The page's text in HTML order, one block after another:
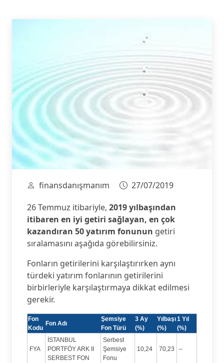
finansdanışmanım
27/07/2019
26 Temmuz itibariyle, 2019 yılbaşından
itibaren en iyi getiri sağlayan, en çok
kazandıran 50 yatırım fonunun getiri
sıralamasını aşağıda görebilirsiniz.
Fonların getirilerini karşılaştırırken aynı
türdeki yatırım fonlarının getirilerini
birbirleriyle karşılaştırmaya dikkat edilmesi
gerekir.
Fon
Kodu
Fon Adı
Şemsiye
Fon Türü
3 Ay
(%)
Yılbaşı
(%)
1 Yıl
(%)
FYA
İSTANBUL
PORTFÖY ARK II
SERBEST FON
Serbest
Şemsiye
Fonu
10,24 70,23 –